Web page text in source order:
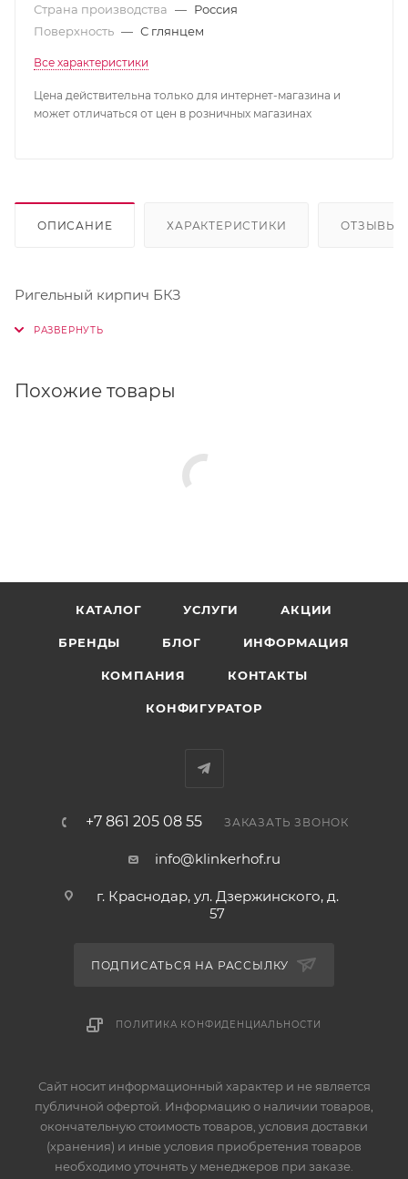
Страна производства — Россия
Поверхность — С глянцем
Все характеристики
Цена действительна только для интернет-магазина и
может отличаться от цен в розничных магазинах
ОПИСАНИЕ ХАРАКТЕРИСТИКИ ОТЗЫВЫ
Ригельный кирпич БКЗ
Похожие товары
КАТАЛОГ УСЛУГИ АКЦИИ
БРЕНДЫ БЛОГ ИНФОРМАЦИЯ
КОМПАНИЯ КОНТАКТЫ
КОНФИГУРАТОР
+7 861 205 08 55 ЗАКАЗАТЬ ЗВОНОК
info@klinkerhof.ru
г. Краснодар, ул. Дзержинского, д.
57
ПОДПИСАТЬСЯ НА РАССЫЛКУ
ПОЛИТИКА КОНФИДЕНЦИАЛЬНОСТИ
Сайт носит информационный характер и не является
публичной офертой. Информацию о наличии товаров,
окончательную стоимость товаров, условия доставки
(хранения) и иные условия приобретения товаров
необходимо уточнять у менеджеров при заказе.